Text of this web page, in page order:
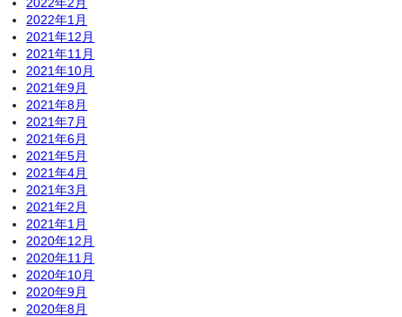
2022年1月
2021年12月
2021年11月
2021年10月
2021年9月
2021年8月
2021年7月
2021年6月
2021年5月
2021年4月
2021年3月
2021年2月
2021年1月
2020年12月
2020年11月
2020年10月
2020年9月
2020年8月